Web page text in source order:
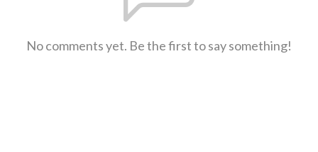
No comments yet. Be the first to say something!